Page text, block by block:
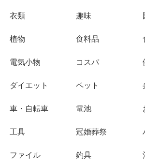
衣類 趣味
植物 食料品
電気小物 コスパ
ダイエット ペット
車・自転車 電池
工具 冠婚葬祭
ファイル 釣具